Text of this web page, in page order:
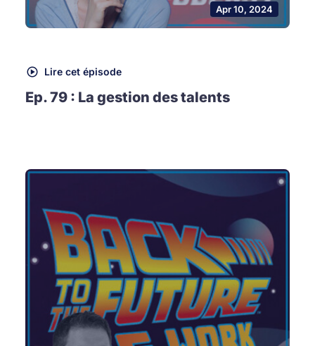
Apr 10, 2024
Lire cet épisode
Ep. 79 : La gestion des talents